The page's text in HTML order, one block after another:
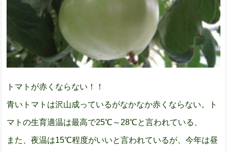
トマトが赤くならない！！
青いトマトは沢山成っているがなかなか赤くならない。ト
マトの生育適温は最高で25℃～28℃と言われている
また、夜温は15℃程度がいいと言われているが、今年は昼